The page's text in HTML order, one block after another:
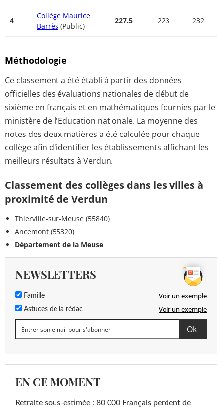
4
Collège Maurice
Barrès (Public)
227.5 223 232
Méthodologie
Ce classement a été établi à partir des données
officielles des évaluations nationales de début de
sixième en français et en mathématiques fournies par le
ministère de l'Education nationale. La moyenne des
notes des deux matières a été calculée pour chaque
collège afin d'identifier les établissements affichant les
meilleurs résultats à Verdun.
Classement des collèges dans les villes à
proximité de Verdun
Thierville-sur-Meuse (55840)
Ancemont (55320)
Département de la Meuse
NEWSLETTERS
Famille Voir un exemple
Astuces de la rédac Voir un exemple
EN CE MOMENT
Retraite sous-estimée : 80 000 Français perdent de